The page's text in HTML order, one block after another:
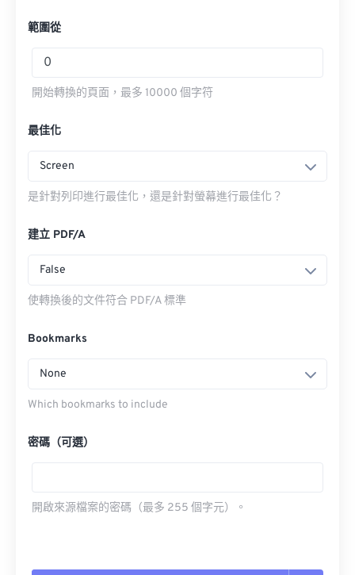
範圍從
開始轉換的頁面，最多 10000 個字符
最佳化
Screen
是針對列印進行最佳化，還是針對螢幕進行最佳化？
建立 PDF/A
False
使轉換後的文件符合 PDF/A 標準
Bookmarks
None
Which bookmarks to include
密碼（可選）
開啟來源檔案的密碼（最多 255 個字元）。